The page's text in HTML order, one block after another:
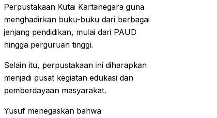
Perpustakaan Kutai Kartanegara guna
menghadirkan buku-buku dari berbagai
jenjang pendidikan, mulai dari PAUD
hingga perguruan tinggi.
Selain itu, perpustakaan ini diharapkan
menjadi pusat kegiatan edukasi dan
pemberdayaan masyarakat.
Yusuf menegaskan bahwa